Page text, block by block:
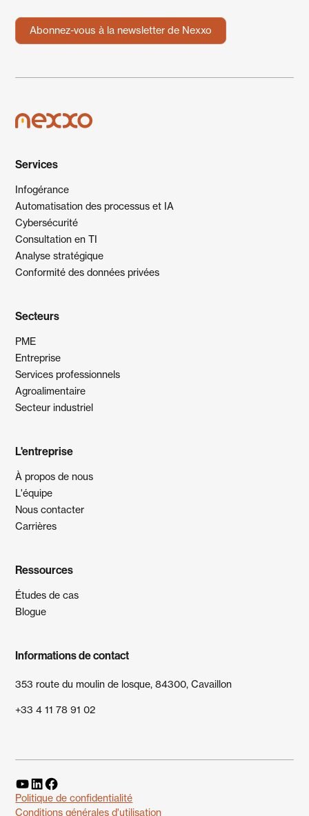
Abonnez-vous à la newsletter de Nexxo
Services
Infogérance
Automatisation des processus et IA
Cybersécurité
Consultation en TI
Analyse stratégique
Conformité des données privées
Secteurs
PME
Entreprise
Services professionnels
Agroalimentaire
Secteur industriel
L'entreprise
À propos de nous
L'équipe
Nous contacter
Carrières
Ressources
Études de cas
Blogue
Informations de contact
353 route du moulin de losque, 84300, Cavaillon
+33 4 11 78 91 02
Politique de confidentialité
Conditions générales d'utilisation